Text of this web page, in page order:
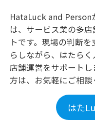
HataLuck and Person
は、サービス業の多
トです。現場の判断
らしながら、はたら
店舗運営をサポート
方は、お気軽にご相談
はた